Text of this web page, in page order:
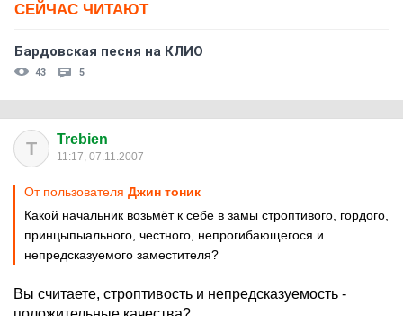
СЕЙЧАС ЧИТАЮТ
Бардовская песня на КЛИО
43 5
T Trebien
11:17, 07.11.2007
От пользователя Джин тоник
Какой начальник возьмёт к себе в замы строптивого, гордого,
принцыпыального, честного, непрогибающегося и
непредсказуемого заместителя?
Вы считаете, строптивость и непредсказуемость -